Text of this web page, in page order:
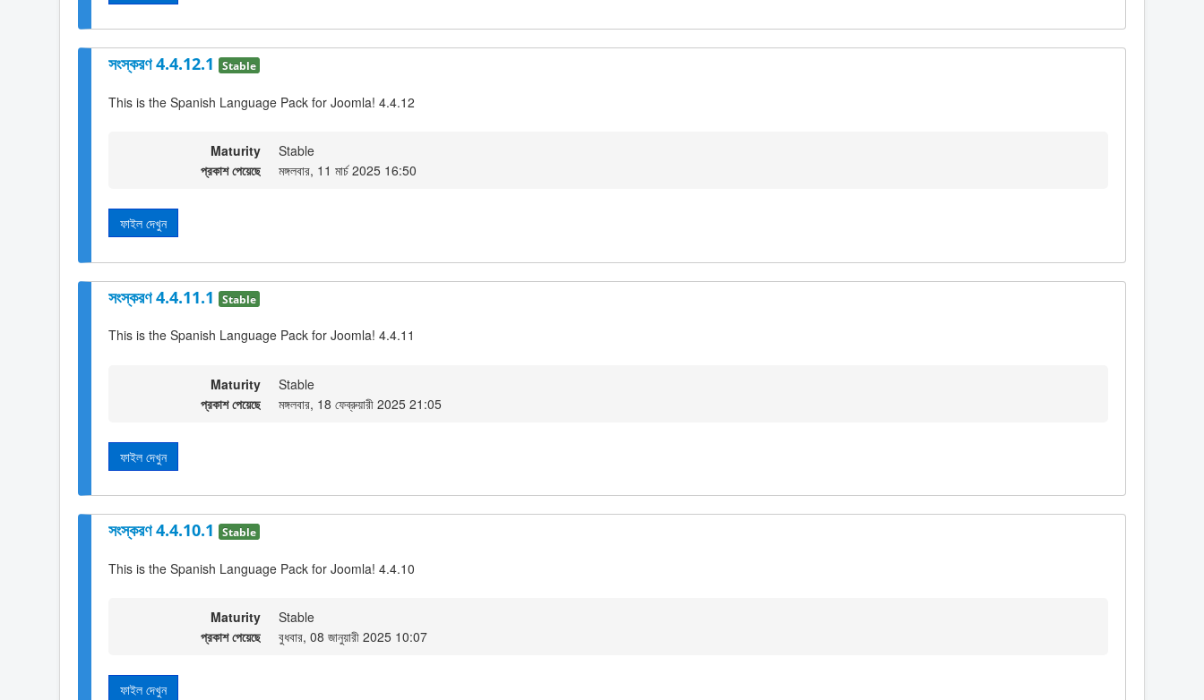
সংস্করণ 4.4.12.1 Stable
This is the Spanish Language Pack for Joomla! 4.4.12
Maturity
Stable
প্রকাশ পেয়েছে
মঙ্গলবার, 11 মার্চ 2025 16:50
ফাইল দেখুন
সংস্করণ 4.4.11.1 Stable
This is the Spanish Language Pack for Joomla! 4.4.11
Maturity
Stable
প্রকাশ পেয়েছে
মঙ্গলবার, 18 ফেব্রুয়ারী 2025 21:05
ফাইল দেখুন
সংস্করণ 4.4.10.1 Stable
This is the Spanish Language Pack for Joomla! 4.4.10
Maturity
Stable
প্রকাশ পেয়েছে
বুধবার, 08 জানুয়ারী 2025 10:07
ফাইল দেখুন